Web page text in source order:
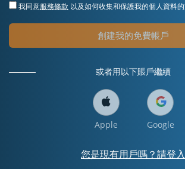
我同意服務條款 以及如何收集和保護我的個人資料的
創建我的免費帳戶
或者用以下賬戶繼續
Apple Google
您是現有用戶嗎？請登入